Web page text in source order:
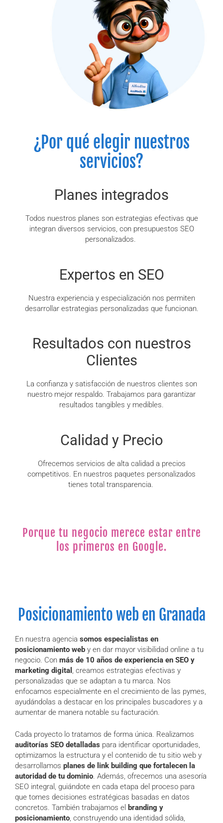
¿Por qué elegir nuestros
servicios?
Planes integrados
Todos nuestros planes son estrategias efectivas que
integran diversos servicios, con presupuestos SEO
personalizados.
Expertos en SEO
Nuestra experiencia y especialización nos permiten
desarrollar estrategias personalizadas que funcionan.
Resultados con nuestros
Clientes
La confianza y satisfacción de nuestros clientes son
nuestro mejor respaldo. Trabajamos para garantizar
resultados tangibles y medibles.
Calidad y Precio
Ofrecemos servicios de alta calidad a precios
competitivos. En nuestros paquetes personalizados
tienes total transparencia.
Porque tu negocio merece estar entre
los primeros en Google.
Posicionamiento web en Granada
En nuestra agencia somos especialistas en
posicionamiento web y en dar mayor visibilidad online a tu
negocio. Con más de 10 años de experiencia en SEO y
marketing digital , creamos estrategias efectivas y
personalizadas que se adaptan a tu marca. Nos
enfocamos especialmente en el crecimiento de las pymes,
ayudándolas a destacar en los principales buscadores y a
aumentar de manera notable su facturación.
Cada proyecto lo tratamos de forma única. Realizamos
auditorías SEO detalladas para identificar oportunidades,
optimizamos la estructura y el contenido de tu sitio web y
desarrollamos planes de link building que fortalecen la
autoridad de tu dominio. Además, ofrecemos una asesoría
SEO integral, guiándote en cada etapa del proceso para
que tomes decisiones estratégicas basadas en datos
concretos. También trabajamos el branding y
posicionamiento, construyendo una identidad sólida,